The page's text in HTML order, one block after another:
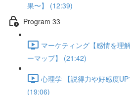
果〜】 (12:39)
Program 33
マーケティング【感情を
ーマップ】 (21:42)
心理学 【説得力や好感度UP
(19:06)